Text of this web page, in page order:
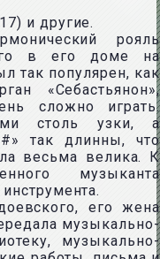
и другие.
рояль
в его доме на
так популярен, как
«Себастьянон»,
сложно играть.
столь узки, а
так длинны, что
весьма велика. К
музыканта
его жена
музыкально-
музыкально-